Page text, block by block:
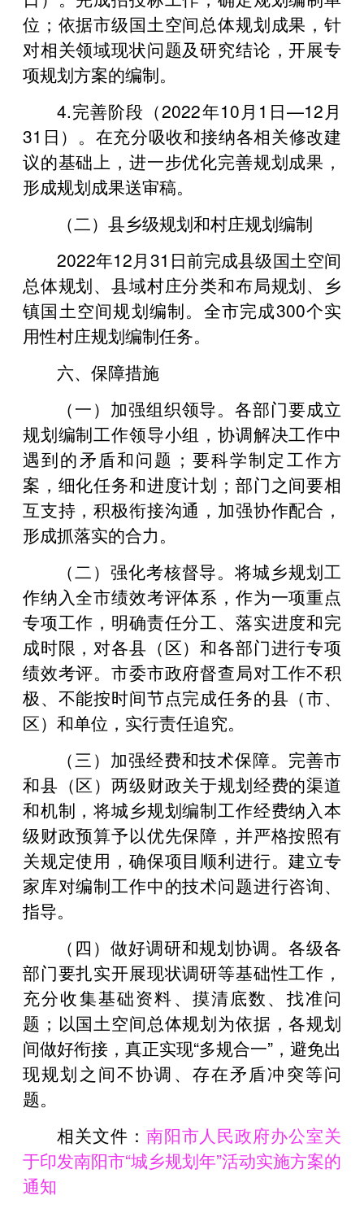
位；依据市级国土空间总体规划成果，针
对相关领域现状问题及研究结论，开展专
项规划方案的编制。
4.完善阶段（2022年10月1日—12月
31日）。在充分吸收和接纳各相关修改建
议的基础上，进一步优化完善规划成果，
形成规划成果送审稿。
（二）县乡级规划和村庄规划编制
2022年12月31日前完成县级国土空间
总体规划、县域村庄分类和布局规划、乡
镇国土空间规划编制。全市完成300个实
用性村庄规划编制任务。
六、保障措施
（一）加强组织领导。各部门要成立
规划编制工作领导小组，协调解决工作中
遇到的矛盾和问题；要科学制定工作方
案，细化任务和进度计划；部门之间要相
互支持，积极衔接沟通，加强协作配合，
形成抓落实的合力。
（二）强化考核督导。将城乡规划工
作纳入全市绩效考评体系，作为一项重点
专项工作，明确责任分工、落实进度和完
成时限，对各县（区）和各部门进行专项
绩效考评。市委市政府督查局对工作不积
极、不能按时间节点完成任务的县（市、
区）和单位，实行责任追究。
（三）加强经费和技术保障。完善市
和县（区）两级财政关于规划经费的渠道
和机制，将城乡规划编制工作经费纳入本
级财政预算予以优先保障，并严格按照有
关规定使用，确保项目顺利进行。建立专
家库对编制工作中的技术问题进行咨询、
指导。
（四）做好调研和规划协调。各级各
部门要扎实开展现状调研等基础性工作，
充分收集基础资料、摸清底数、找准问
题；以国土空间总体规划为依据，各规划
间做好衔接，真正实现“多规合一”，避免出
现规划之间不协调、存在矛盾冲突等问
题。
相关文件： 南阳市人民政府办公室关
于印发南阳市“城乡规划年”活动实施方案的
通知